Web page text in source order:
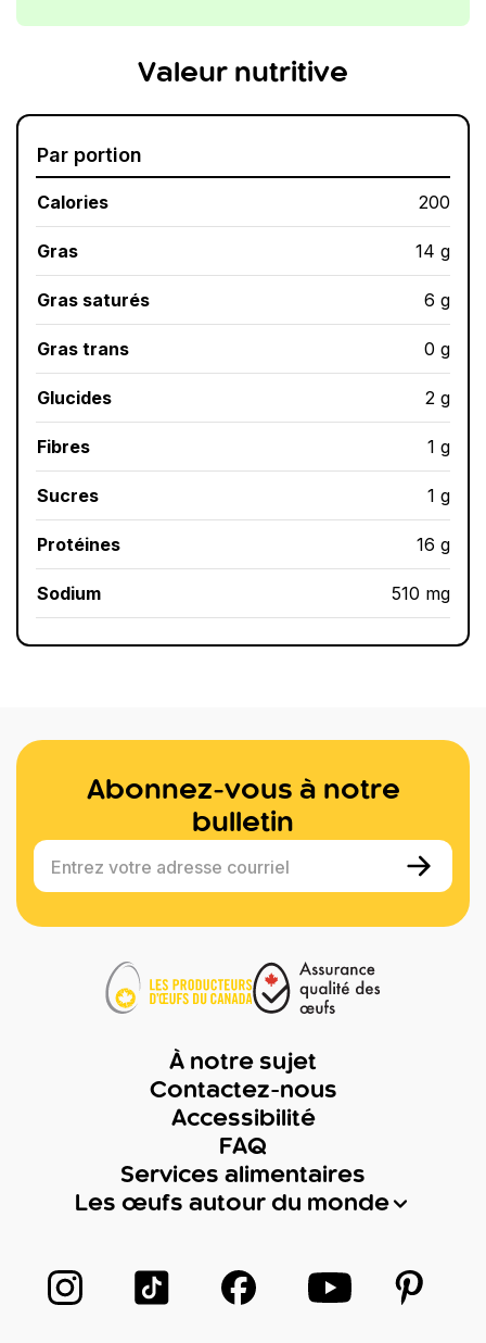
Valeur nutritive
Par portion
Calories 200
Gras 14 g
Gras saturés 6 g
Gras trans 0 g
Glucides 2 g
Fibres 1 g
Sucres 1 g
Protéines 16 g
Sodium 510 mg
Abonnez-vous à notre
bulletin
Entrez votre adresse courriel
À notre sujet
Contactez-nous
Accessibilité
FAQ
Services alimentaires
Les œufs autour du monde
Suivez-nous sur Instagram
Suivez-nous sur TikTok
Suivez-nous sur Facebook
Suivez-nous sur